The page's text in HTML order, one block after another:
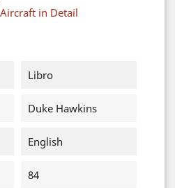
in Detail
Libro
Duke Hawkins
English
84